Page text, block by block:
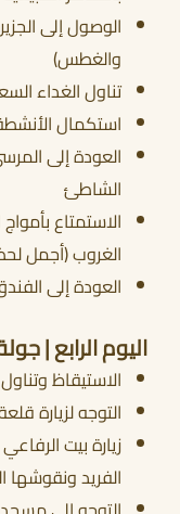
الوصول إلى
والغطس)
تناول الغداء
استكمال
العودة إلى
الشاطئ
الاستمتاع
الغروب (أجمل
العودة إلى
اليوم الرابع |
الاستيقاظ
التوجه لزيارة
زيارة بيت
الفريد ونقوشها